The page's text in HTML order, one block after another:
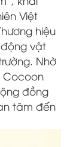
Việt
hiệu
vật
Nhờ
Cocoon
đồng
tâm đến